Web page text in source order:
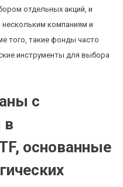
отдельных акций, и
компаниям и
того, такие фонды часто
инструменты для выбора
с
в
основанные